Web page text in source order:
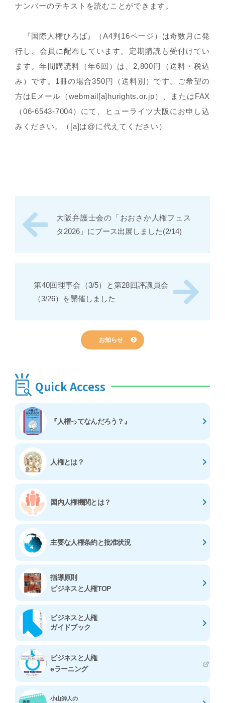
ナンバーのテキストを読むことができます。
『国際人権ひろば』（A4判16ページ）は奇数月に発
行し、会員に配布しています。定期購読も受付けてい
ます。年間購読料（年6回）は、2,800円（送料・税込
み）です。1冊の場合350円（送料別）です。ご希望の
方はEメール（webmail[a]hurights.or.jp）、またはFAX
（06-6543-7004）にて、ヒューライツ大阪にお申し込
みください。（[a]は@に代えてください）
大阪弁護士会の「おおさか人権フェス
タ2026」にブース出展しました(2/14)
第40回理事会（3/5）と第28回評議員会
（3/26）を開催しました
お知らせ
Quick Access
『人権ってなんだろう？』
人権とは？
国内人権機関とは？
主要な人権条約と批准状況
指導原則
ビジネスと人権TOP
ビジネスと人権
ガイドブック
ビジネスと人権
eラーニング
小山帥人の